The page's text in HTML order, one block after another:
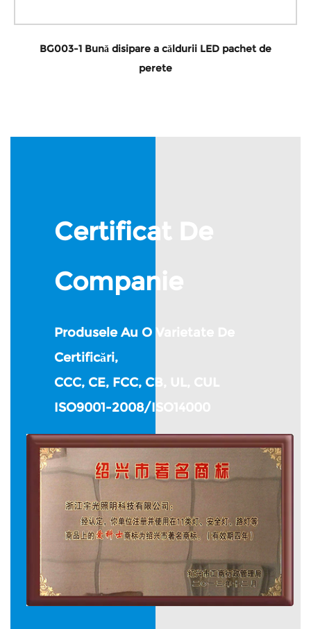
BG003-1 Bună disipare a căldurii LED pachet de
perete
Certificat De
Companie
Produsele Au O Varietate De
Certificări,
CCC, CE, FCC, CB, UL, CUL
ISO9001-2008/ISO14000